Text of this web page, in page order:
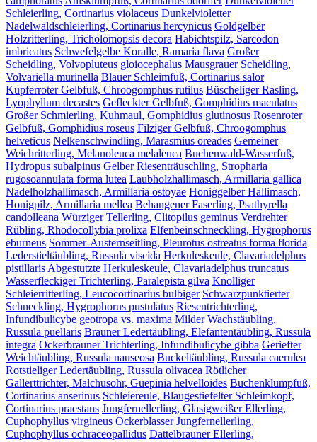
Schleierling, Cortinarius violaceus Dunkelvioletter
Nadelwaldschleierling, Cortinarius hercynicus Goldgelber
Holzritterling, Tricholomopsis decora Habichtspilz, Sarcodon
imbricatus Schwefelgelbe Koralle, Ramaria flava Großer
Scheidling, Volvopluteus gloiocephalus Mausgrauer Scheidling,
Volvariella murinella Blauer Schleimfuß, Cortinarius salor
Kupferroter Gelbfuß, Chroogomphus rutilus Büscheliger Rasling,
Lyophyllum decastes Gefleckter Gelbfuß, Gomphidius maculatus
Großer Schmierling, Kuhmaul, Gomphidius glutinosus Rosenroter
Gelbfuß, Gomphidius roseus Filziger Gelbfuß, Chroogomphus
helveticus Nelkenschwindling, Marasmius oreades Gemeiner
Weichritterling, Melanoleuca melaleuca Buchenwald-Wasserfuß,
Hydropus subalpinus Gelber Riesenträuschling, Stropharia
rugosoannulata forma lutea Laubholzhallimasch, Armillaria gallica
Nadelholzhallimasch, Armillaria ostoyae Honiggelber Hallimasch,
Honigpilz, Armillaria mellea Behangener Faserling, Psathyrella
candolleana Würziger Tellerling, Clitopilus geminus Verdrehter
Rübling, Rhodocollybia prolixa Elfenbeinschneckling, Hygrophorus
eburneus Sommer-Austernseitling, Pleurotus ostreatus forma florida
Lederstieltäubling, Russula viscida Herkuleskeule, Clavariadelphus
pistillarisAbgestutzte Herkuleskeule, Clavariadelphus truncatus
Wasserfleckiger Trichterling, Paralepista gilva Knolliger
Schleierritterling, Leucocortinarius bulbiger Schwarzpunktierter
Schneckling, Hygrophorus pustulatus Riesentrichterling,
Infundibulicybe geotropa vs. maxima Milder Wachstäubling,
Russula puellaris Brauner Ledertäubling, Elefantentäubling, Russula
integra Ockerbrauner Trichterling, Infundibulicybe gibba Geriefter
Weichtäubling, Russula nauseosa Buckeltäubling, Russula caerulea
Rotstieliger Ledertäubling, Russula olivacea Rötlicher
Gallerttrichter, Malchusohr, Guepinia helvelloides Buchenklumpfuß,
Cortinarius anserinus Schleiereule, Blaugestiefelter Schleimkopf,
Cortinarius praestans Jungfernellerling, Glasigweißer Ellerling,
Cuphophyllus virgineus Ockerblasser Jungfernellerling,
Cuphophyllus ochraceopallidus Dattelbrauner Ellerling,